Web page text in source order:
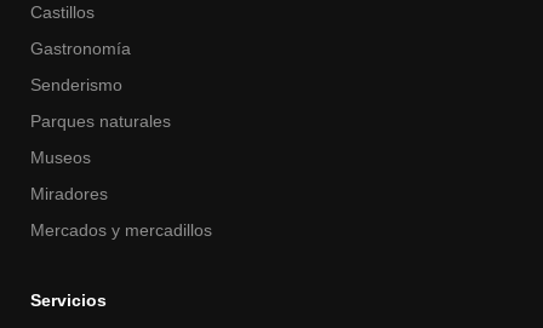
Castillos
Gastronomía
Senderismo
Parques naturales
Museos
Miradores
Mercados y mercadillos
Servicios